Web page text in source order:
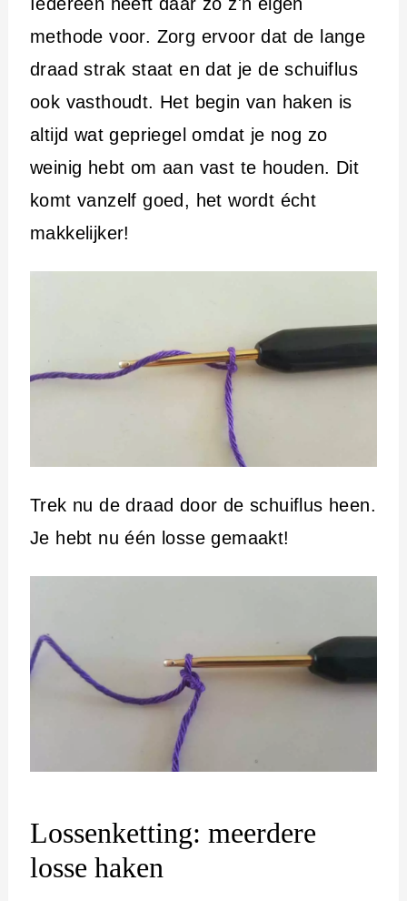
methode voor. Zorg ervoor dat de lange
draad strak staat en dat je de schuiflus
ook vasthoudt. Het begin van haken is
altijd wat gepriegel omdat je nog zo
weinig hebt om aan vast te houden. Dit
komt vanzelf goed, het wordt écht
makkelijker!
Trek nu de draad door de schuiflus heen.
Je hebt nu één losse gemaakt!
Lossenketting: meerdere
losse haken